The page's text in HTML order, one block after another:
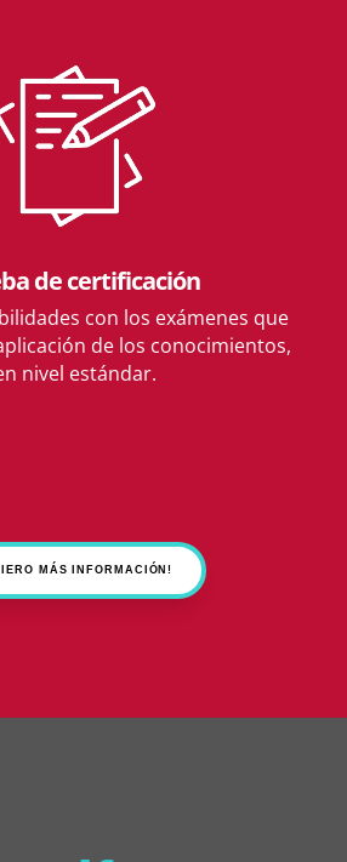
de certificación
con los exámenes que
de los conocimientos,
nivel estándar.
MÁS INFORMACIÓN!